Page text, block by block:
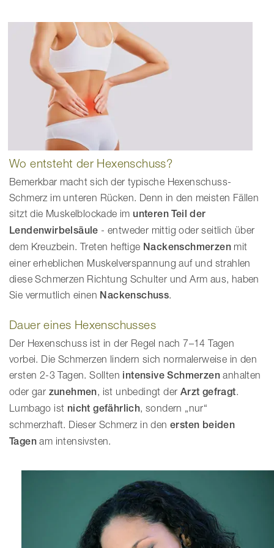
Wo entsteht der Hexenschuss?
Bemerkbar macht sich der typische Hexenschuss-
Schmerz im unteren Rücken. Denn in den meisten Fällen
sitzt die Muskelblockade im unteren Teil der
Lendenwirbelsäule - entweder mittig oder seitlich über
dem Kreuzbein. Treten heftige Nackenschmerzen mit
einer erheblichen Muskelverspannung auf und strahlen
diese Schmerzen Richtung Schulter und Arm aus, haben
Sie vermutlich einen Nackenschuss.
Dauer eines Hexenschusses
Der Hexenschuss ist in der Regel nach 7–14 Tagen
vorbei. Die Schmerzen lindern sich normalerweise in den
ersten 2-3 Tagen. Sollten intensive Schmerzen anhalten
oder gar zunehmen, ist unbedingt der Arzt gefragt.
Lumbago ist nicht gefährlich, sondern „nur“
schmerzhaft. Dieser Schmerz in den ersten beiden
Tagen am intensivsten.